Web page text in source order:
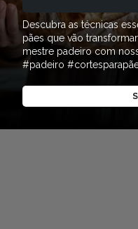
Descubra as técnicas
pães que vão
mestre padeiro com
#padeiro